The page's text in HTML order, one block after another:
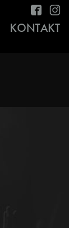
KONTAKT